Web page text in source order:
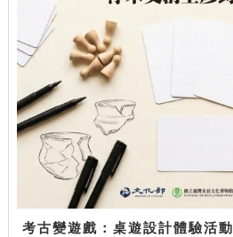
考古變遊戲：桌遊設計體驗活動